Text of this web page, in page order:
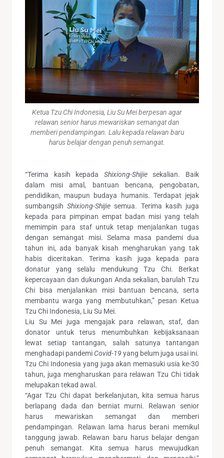
Ketua Tzu Chi Indonesia, Liu Su Mei berpesan agar
relawan senior harus mewariskan semangat dan
memberi pendampingan. Lalu kepada relawan baru
harus belajar dengan penuh semangat.
“Terima kasih kepada Shixiong-Shijiesekalian. Baik
dalam misi amal, bantuan bencana, pengobatan,
pendidikan, maupun budaya humanis. Terdapat jejak
sumbangsihShixiong-Shijie semua. Terima kasih juga
kepada para pimpinan empat badan misi yang telah
memimpin para staf untuk tetap menjalankan tugas
dengan semangat misi. Selama masa pandemi dua
tahun ini, ada banyak kisah mengharukan yang tak
habis diceritakan. Terima kasih juga kepada para
donatur yang selalu mendukung Tzu Chi. Berkat
kepercayaan dan dukungan Anda sekalian, barulah Tzu
Chi bisa menjalankan misi bantuan bencana, serta
membantu warga yang membutuhkan,” pesan Ketua
Tzu Chi Indonesia, Liu Su Mei.
Liu Su Mei juga mengajak para relawan, staf, dan
donator untuk terus menumbuhkan kebijaksanaan
lewat setiap tantangan, salah satunya tantangan
menghadapi pandemi Covid-19 yang belum juga usai ini.
Tzu Chi Indonesia yang juga akan memasuki usia ke-30
tahun, juga mengharuskan para relawan Tzu Chi tidak
melupakan tekad awal.
“Agar Tzu Chi dapat berkelanjutan, kita semua harus
berlapang dada dan berniat murni. Relawan senior
harus mewariskan semangat dan memberi
pendampingan. Relawan lama harus berani memikul
tanggung jawab. Relawan baru harus belajar dengan
penuh semangat. Kita semua harus mewujudkan